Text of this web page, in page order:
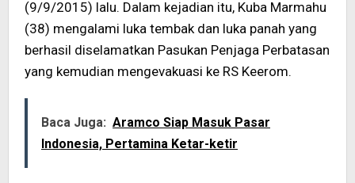
(9/9/2015) lalu. Dalam kejadian itu, Kuba Marmahu
(38) mengalami luka tembak dan luka panah yang
berhasil diselamatkan Pasukan Penjaga Perbatasan
yang kemudian mengevakuasi ke RS Keerom.
Baca Juga: Aramco Siap Masuk Pasar
Indonesia, Pertamina Ketar-ketir